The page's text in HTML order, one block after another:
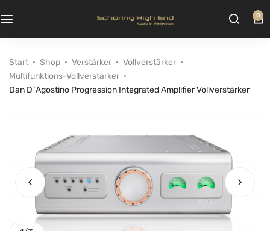
0
Start Shop Verstärker
Vollverstärker
Multifunktions-Vollverstärker
Dan D`Agostino Progression Integrated Amplifier Vollverstärker